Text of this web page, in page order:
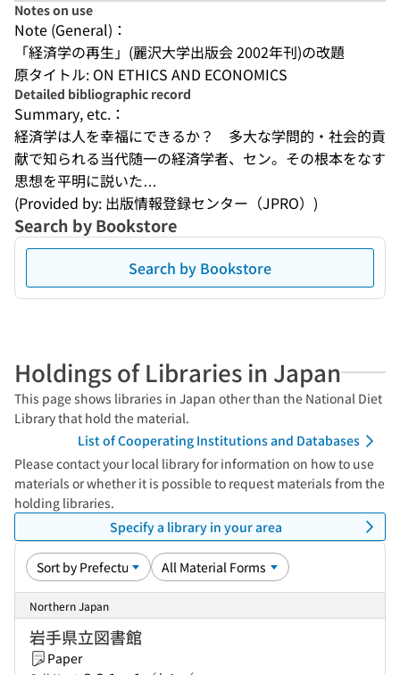
Notes on use
Note (General)：
「経済学の再生」(麗沢大学出版会 2002年刊)の改題
原タイトル: ON ETHICS AND ECONOMICS
Detailed bibliographic record
Summary, etc.：
経済学は人を幸福にできるか？　多大な学問的・社会的貢
献で知られる当代随一の経済学者、セン。その根本をなす
思想を平明に説いた…
(Provided by: 出版情報登録センター（JPRO）)
Search by Bookstore
Search by Bookstore
Holdings of Libraries in Japan
This page shows libraries in Japan other than the National Diet
Library that hold the material.
List of Cooperating Institutions and Databases
Please contact your local library for information on how to use
materials or whether it is possible to request materials from the
holding libraries.
Specify a library in your area
Northern Japan
岩手県立図書館
Paper